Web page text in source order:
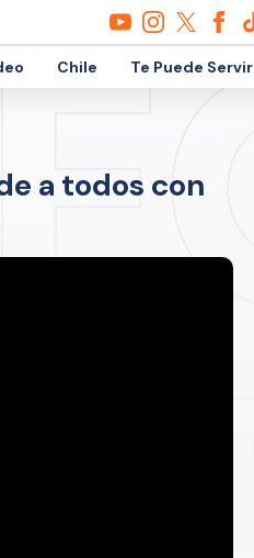
Chile Te Puede Servir
a todos con